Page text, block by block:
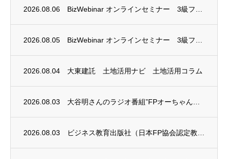
2026.08.06
2026.08.05
2026.08.04 大東建託 土地活用ナビ 土地活用コラム
2026.08.03
2026.08.03